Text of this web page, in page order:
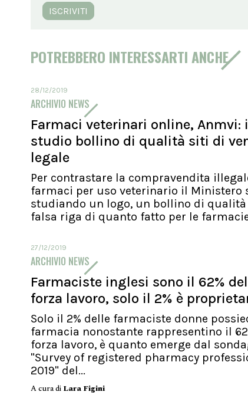
ISCRIVITI
POTREBBERO INTERESSARTI ANCHE
28/12/2019
ARCHIVIO NEWS
Farmaci veterinari online, Anmvi:
studio bollino di qualità siti di
legale
Per contrastare la compravendita
farmaci per uso veterinario il Ministero
studiando un logo, un bollino di
falsa riga di quanto fatto per le
27/12/2019
ARCHIVIO NEWS
Farmaciste inglesi sono il 62%
forza lavoro, solo il 2% è
Solo il 2% delle farmaciste donne
farmacia nonostante rappresentino il
forza lavoro, è quanto emerge dal
"Survey of registered pharmacy
2019" del...
A cura di Lara Figini